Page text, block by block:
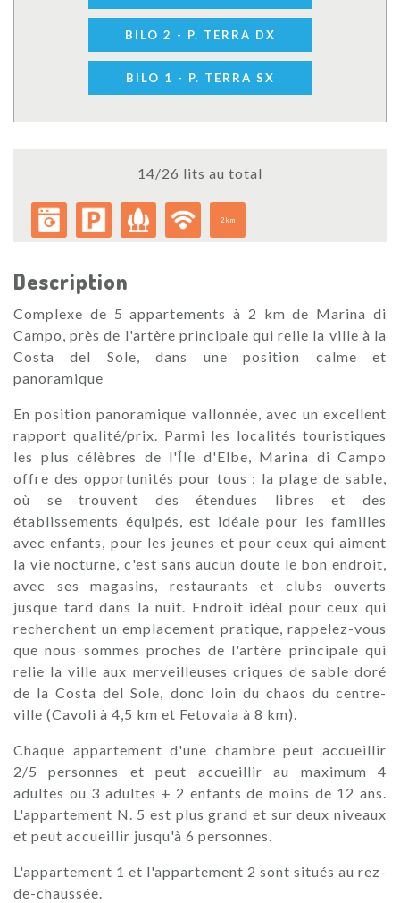
BILO 2 - P. TERRA DX
BILO 1 - P. TERRA SX
14/26 lits au total
2km
Description
Complexe de 5 appartements à 2 km de Marina di
Campo, près de l'artère principale qui relie la ville à la
Costa del Sole, dans une position calme et
panoramique
En position panoramique vallonnée, avec un excellent
rapport qualité/prix. Parmi les localités touristiques
les plus célèbres de l'Île d'Elbe, Marina di Campo
offre des opportunités pour tous ; la plage de sable,
où se trouvent des étendues libres et des
établissements équipés, est idéale pour les familles
avec enfants, pour les jeunes et pour ceux qui aiment
la vie nocturne, c'est sans aucun doute le bon endroit,
avec ses magasins, restaurants et clubs ouverts
jusque tard dans la nuit. Endroit idéal pour ceux qui
recherchent un emplacement pratique, rappelez-vous
que nous sommes proches de l'artère principale qui
relie la ville aux merveilleuses criques de sable doré
de la Costa del Sole, donc loin du chaos du centre-
ville (Cavoli à 4,5 km et Fetovaia à 8 km).
Chaque appartement d'une chambre peut accueillir
2/5 personnes et peut accueillir au maximum 4
adultes ou 3 adultes + 2 enfants de moins de 12 ans.
L'appartement N. 5 est plus grand et sur deux niveaux
et peut accueillir jusqu'à 6 personnes.
L'appartement 1 et l'appartement 2 sont situés au rez-
de-chaussée.